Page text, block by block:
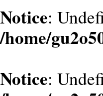
Notice:
/home/
Notice: